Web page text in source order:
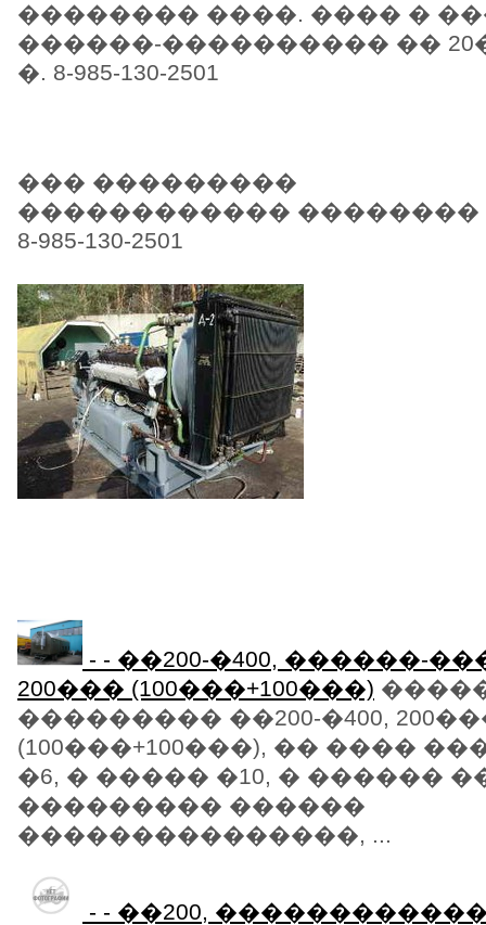
�������� ����. ���� �
������-���������� ��
�. 8-985-130-2501
��� ���������
������������ ��������
8-985-130-2501
- - ��200-�400, ������-
200��� (100���+100���)
��������� ��200-�400,
(100���+100���), �� ����
�6, � ����� �10, � ������
��������� ������
���������������, ...
- - ��200,